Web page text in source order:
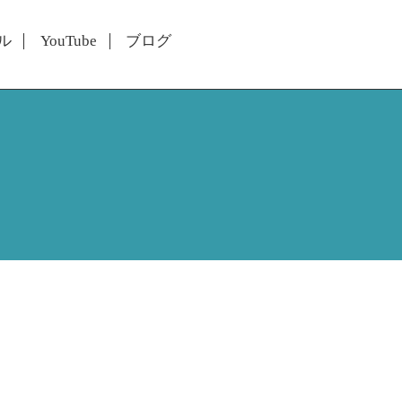
YouTube ブログ